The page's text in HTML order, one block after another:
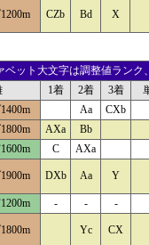
CZb Bd X
ベット大文字は調整値ランク
1着 2着 3着
Aa CXb
AXa Bb
C AXa
DXb Aa Y
- - -
Yc CX